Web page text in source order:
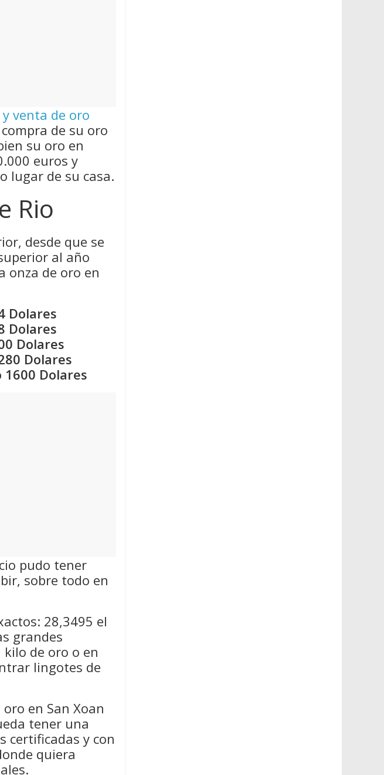
venta de oro
de su oro
su oro en
euros y
lugar de su casa.
Rio
desde que se
al año
onza de oro en
Dolares
Dolares
Dolares
Dolares
1600 Dolares
pudo tener
sobre todo en
28,3495 el
grandes
de oro o en
lingotes de
en San Xoan
tener una
certificadas y con
quiera